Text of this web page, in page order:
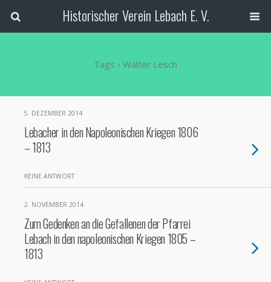
Historischer Verein Lebach E. V.
Tags › Walter Lesch
5. DEZEMBER 2014
Lebacher in den Napoleonischen Kriegen 1806
– 1813
KEINE ANTWORT
2. NOVEMBER 2014
Zum Gedenken an die Gefallenen der Pfarrei
Lebach in den napoleonischen Kriegen 1805 –
1813